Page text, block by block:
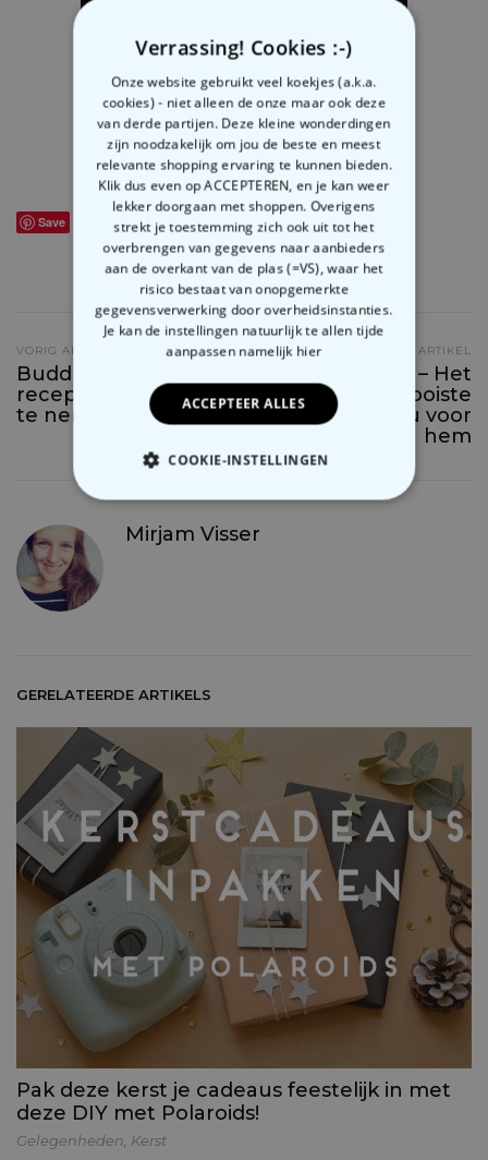
STRAK TREK ROCK MOOD LAMPJE – €69,95
Save
SHARE 3
VORIG ARTIKEL
Buddha Bowl
recepten om mee
te nemen
VOLGEND ARTIKEL
Kerstmis 2017 – Het
mooiste
kerstcadeau voor
hem
Mirjam Visser
GERELATEERDE ARTIKELS
Pak deze kerst je cadeaus feestelijk in met
deze DIY met Polaroids!
Gelegenheden Kerst
Verrassing! Cookies :-)
Onze website gebruikt veel koekjes (a.k.a.
cookies) - niet alleen de onze maar ook deze
van derde partijen. Deze kleine wonderdingen
zijn noodzakelijk om jou de beste en meest
relevante shopping ervaring te kunnen bieden.
Klik dus even op ACCEPTEREN, en je kan weer
lekker doorgaan met shoppen. Overigens
strekt je toestemming zich ook uit tot het
overbrengen van gegevens naar aanbieders
aan de overkant van de plas (=VS), waar het
risico bestaat van onopgemerkte
gegevensverwerking door overheidsinstanties.
Je kan de instellingen natuurlijk te allen tijde
aanpassen namelijk hier
ACCEPTEER ALLES
COOKIE-INSTELLINGEN
NOODZAKELIJK